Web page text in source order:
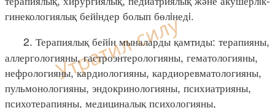
гинекологиялық бейiндер болып бөлiнедi.
2. Терапиялық бейiн мыналарды қамтиды: терапияны,
аллергологияны, гастроэнтерологияны, гематологияны,
нефрологияны, кардиологияны, кардиоревматологияны,
пульмонологияны, эндокринологияны, психиатрияны,
психотерапияны, медициналық психологияны,